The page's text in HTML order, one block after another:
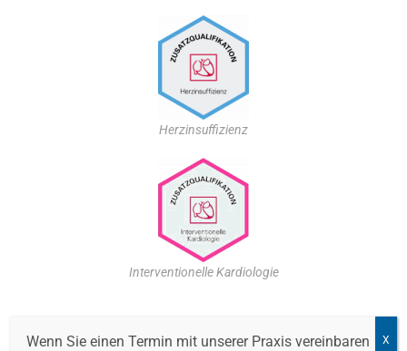
Herzinsuffizienz
Interventionelle Kardiologie
Universität Tübingen
Wenn Sie einen Termin mit unserer Praxis vereinbaren